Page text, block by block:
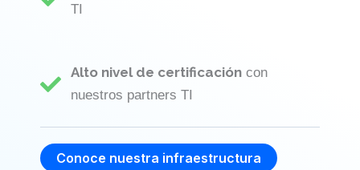
TI
Alto nivel de certificacióncon
nuestros partners TI
Conoce nuestra infraestructura